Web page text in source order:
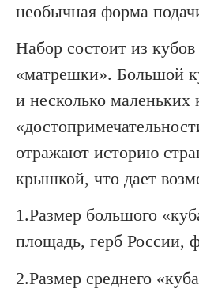
необычная форма
Набор состоит из
«матрешки». Большой
и несколько маленьких
отражают историю
крышкой, что дает
1.Размер большого
площадь, герб России,
2.Размер среднего